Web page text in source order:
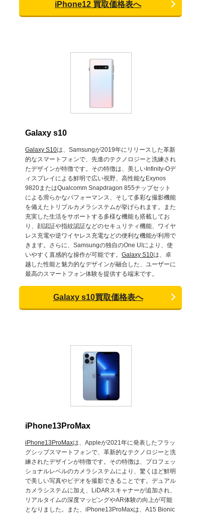
iPhone12 買取価格表へ
Galaxy s10
Galaxy S10は、Samsungが2019年にリリースした革新
的なスマートフォンで、先進のテクノロジーと洗練され
たデザインが特徴です。その特徴は、美しいInfinity-Oデ
ィスプレイによる鮮明で広い視野、高性能なExynos
9820またはQualcomm Snapdragon 855チップセット
による滑らかなパフォーマンス、そして多彩な撮影機能
を備えたトリプルカメラシステムが挙げられます。また
充実した生活をサポートする多様な機能も搭載してお
り、顔認証や指紋認証などのセキュリティ機能、ワイヤ
レス充電や逆ワイヤレス充電などの便利な機能が利用で
きます。さらに、Samsungの独自のOne UIにより、使
いやすく直感的な操作が可能です。 Galaxy S10は、卓
越した性能と魅力的なデザインが融合した、ユーザーに
最高のスマートフォン体験を提供する端末です。
Galaxy s10買取価格表へ
iPhone13ProMax
iPhone13ProMaxは、Appleが2021年に発表したフラッ
グシップスマートフォンで、革新的なテクノロジーと洗
練されたデザインが特徴です。その特徴は、プロフェッ
ショナルレベルのカメラシステムにより、驚くほど鮮明
で美しい写真やビデオを撮影できることです。デュアル
カメラシステムに加え、LiDARスキャナーが追加され、
リアルタイムの深度マッピングやAR体験の向上が可能
となりました。また、iPhone13ProMaxは、A15 Bionic